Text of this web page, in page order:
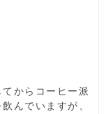
からコーヒー派
んでいますが、